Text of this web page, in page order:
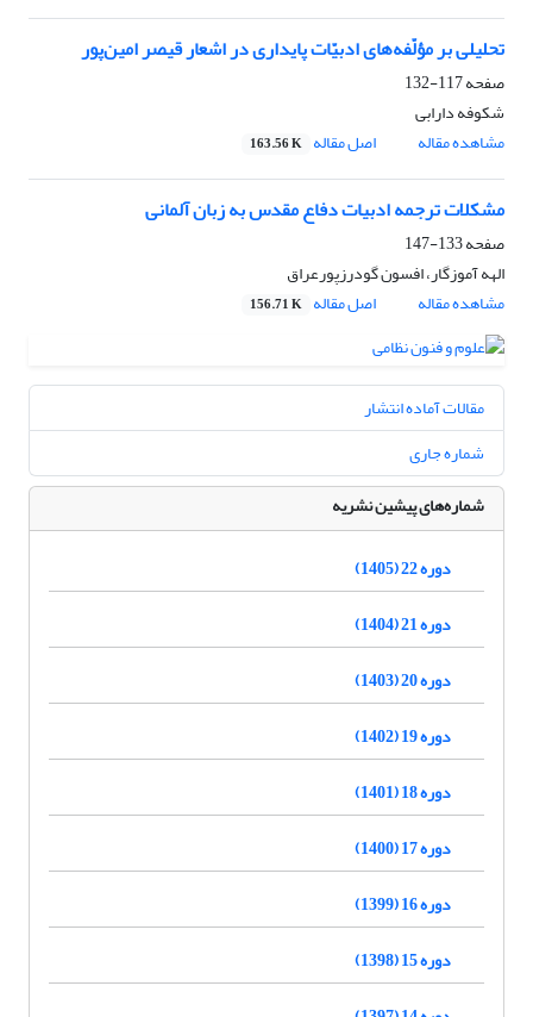
تحلیلی بر مؤلّفه‌های ادبیّات پایداری در اشعار قیصر امین‌پور
صفحه117-132
شکوفه دارابی
مشاهده مقاله
اصل مقاله 163.56 K
مشکلات ترجمه ادبیات دفاع مقدس به زبان آلمانی
صفحه133-147
الهه آموزگار، افسون گودرزپورعراق
مشاهده مقاله
اصل مقاله 156.71 K
مقالات آماده انتشار
شماره جاری
شماره‌های پیشین نشریه
دوره 22 (1405)
دوره 21 (1404)
دوره 20 (1403)
دوره 19 (1402)
دوره 18 (1401)
دوره 17 (1400)
دوره 16 (1399)
دوره 15 (1398)